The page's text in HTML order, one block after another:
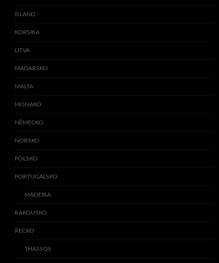
ISLAND
KORSIKA
LITVA
MAĎARSKO
MALTA
MONAKO
NĚMECKO
NORSKO
POLSKO
PORTUGALSKO
MADEIRA
RAKOUSKO
ŘECKO
THASSOS